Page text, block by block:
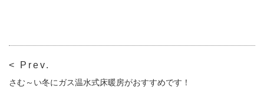
< Prev.
さむ～い冬にガス温水式床暖房がおすすめです！